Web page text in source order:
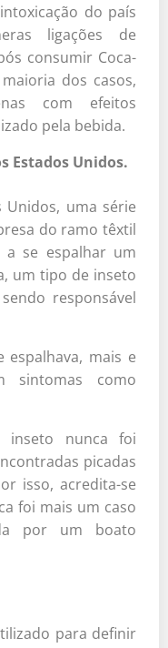
do país
ligações de
consumir Coca-
dos casos,
com efeitos
pela bebida.
Estados Unidos.
Unidos, uma série
do ramo têxtil
a se espalhar um
um tipo de inseto
responsável
mais e
sintomas como
inseto nunca foi
picadas
isso, acredita-se
foi mais um caso
por um boato
para definir